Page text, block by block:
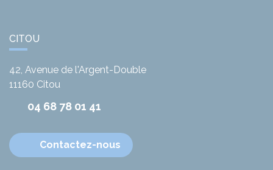
CITOU
42, Avenue de l'Argent-Double
11160 Citou
04 68 78 01 41
Contactez-nous